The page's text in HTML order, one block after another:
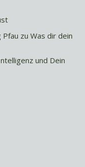
Pfau zu Was dir dein
und Dein